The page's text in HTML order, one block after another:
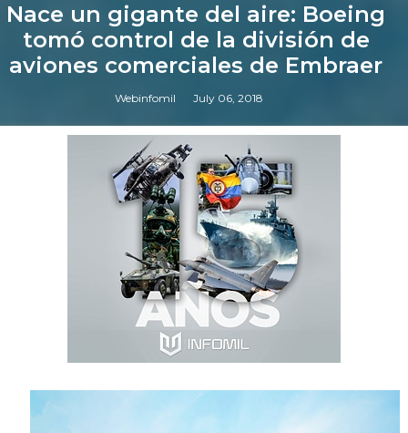
Nace un gigante del aire: Boeing
tomó control de la división de
aviones comerciales de Embraer
Webinfomil July 06, 2018